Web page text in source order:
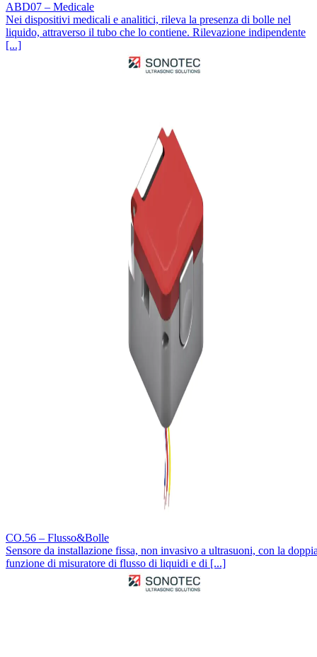
ABD07 – Medicale
Nei dispositivi medicali e analitici, rileva la presenza di bolle nel
liquido, attraverso il tubo che lo contiene. Rilevazione indipendente
[...]
CO.56 – Flusso&Bolle
Sensore da installazione fissa, non invasivo a ultrasuoni, con la
funzione di misuratore di flusso di liquidi e di [...]